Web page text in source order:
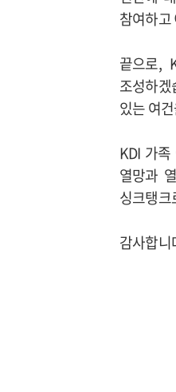
참여하고
끝으로,
조성하
있는 여
KDI 가
열망과
싱크탱크
감사합니